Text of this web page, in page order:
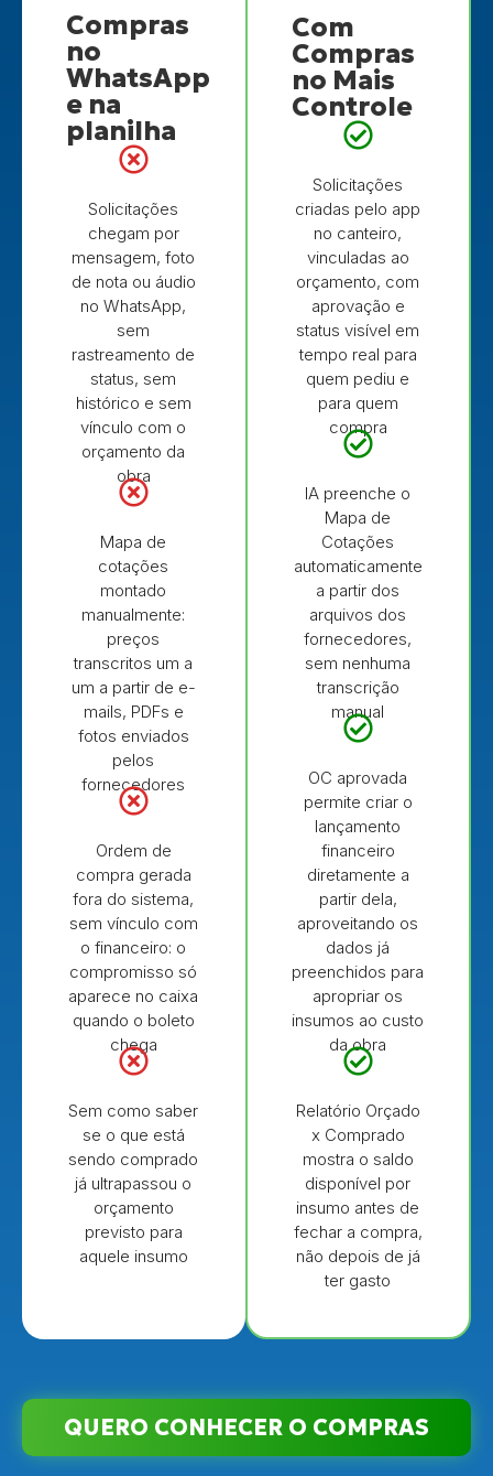
Compras
no
WhatsApp
e na
planilha
Solicitações
chegam por
mensagem, foto
de nota ou áudio
no WhatsApp,
sem
rastreamento de
status, sem
histórico e sem
vínculo com o
orçamento da
obra
Mapa de
cotações
montado
manualmente:
preços
transcritos um a
um a partir de e-
mails, PDFs e
fotos enviados
pelos
fornecedores
Ordem de
compra gerada
fora do sistema,
sem vínculo com
o financeiro: o
compromisso só
aparece no caixa
quando o boleto
chega
Sem como saber
se o que está
sendo comprado
já ultrapassou o
orçamento
previsto para
aquele insumo
Com
Compras
no Mais
Controle
Solicitações
criadas pelo app
no canteiro,
vinculadas ao
orçamento, com
aprovação e
status visível em
tempo real para
quem pediu e
para quem
compra
IA preenche o
Mapa de
Cotações
automaticamente
a partir dos
arquivos dos
fornecedores,
sem nenhuma
transcrição
manual
OC aprovada
permite criar o
lançamento
financeiro
diretamente a
partir dela,
aproveitando os
dados já
preenchidos para
apropriar os
insumos ao custo
da obra
Relatório Orçado
x Comprado
mostra o saldo
disponível por
insumo antes de
fechar a compra,
não depois de já
ter gasto
QUERO CONHECER O COMPRAS